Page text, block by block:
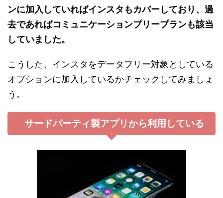
ンに加入していればインスタもカバーしており、過
去であればコミュニケーションプリープランも該当
していました。
こうした、インスタをデータフリー対象としている
オプションに加入しているかチェックしてみましょ
う。
サードパーティ製アプリから利用している